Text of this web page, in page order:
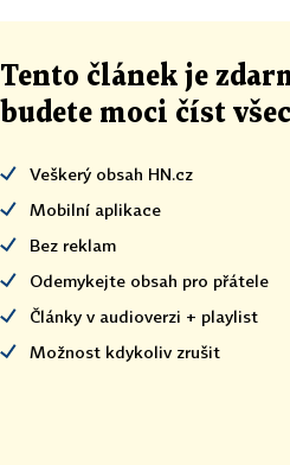
Tento článek je
budete moci číst
Veškerý obsah HN.cz
Mobilní aplikace
Bez reklam
Odemykejte obsah pro přátele
Články v audioverzi + playlist
Možnost kdykoliv zrušit